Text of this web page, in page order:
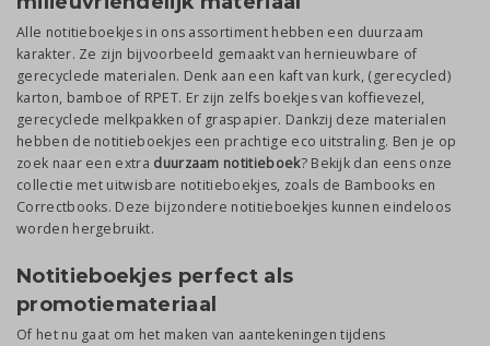
Alle notitieboekjes in ons assortiment hebben een duurzaam
karakter. Ze zijn bijvoorbeeld gemaakt van hernieuwbare of
gerecyclede materialen. Denk aan een kaft van kurk, (gerecycled)
karton, bamboe of RPET. Er zijn zelfs boekjes van koffievezel,
gerecyclede melkpakken of graspapier. Dankzij deze materialen
hebben de notitieboekjes een prachtige eco uitstraling. Ben je op
zoek naar een extra duurzaam notitieboek? Bekijk dan eens onze
collectie met uitwisbare notitieboekjes, zoals de Bambooks en
Correctbooks. Deze bijzondere notitieboekjes kunnen eindeloos
worden hergebruikt.
Notitieboekjes perfect als
promotiemateriaal
Of het nu gaat om het maken van aantekeningen tijdens